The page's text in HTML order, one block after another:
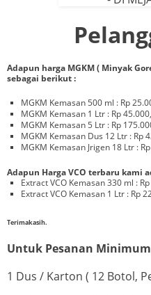
Adapun harga MGKM ( Minyak
sebagai berikut :
MGKM Kemasan 500 ml : Rp
MGKM Kemasan 1 Ltr : Rp
MGKM Kemasan 5 Ltr : Rp
MGKM Kemasan Dus 12 Ltr : Rp
MGKM Kemasan Jrigen 18 Ltr :
Adapun Harga VCO terbaru kami
Extract VCO Kemasan 330 ml :
Extract VCO Kemasan 1 Ltr : Rp
Terimakasih.
Untuk Pesanan
1 Dus / Karton ( 12 Botol,